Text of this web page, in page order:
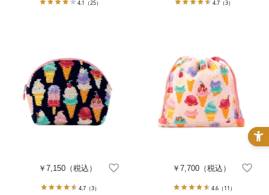
4.1 （25） 4.7（3）
￥7,150 （税込）
4.7 （3）
￥7,700（税込）
4.6（11）